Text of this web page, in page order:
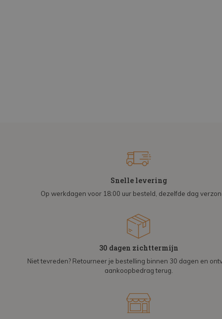
Snelle levering
Op werkdagen voor 18:00 uur besteld, dezelfde dag
30 dagen zichttermijn
Niet tevreden? Retourneer je bestelling binnen 30 dagen en
aankoopbedrag terug.